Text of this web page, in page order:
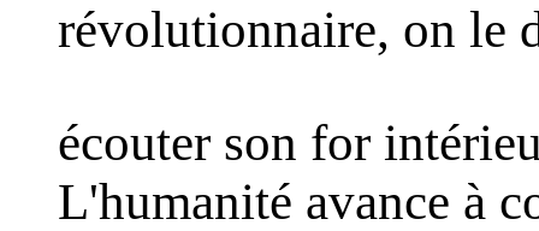
révolutionnaire, on le
écouter son for
L'humanité avance à